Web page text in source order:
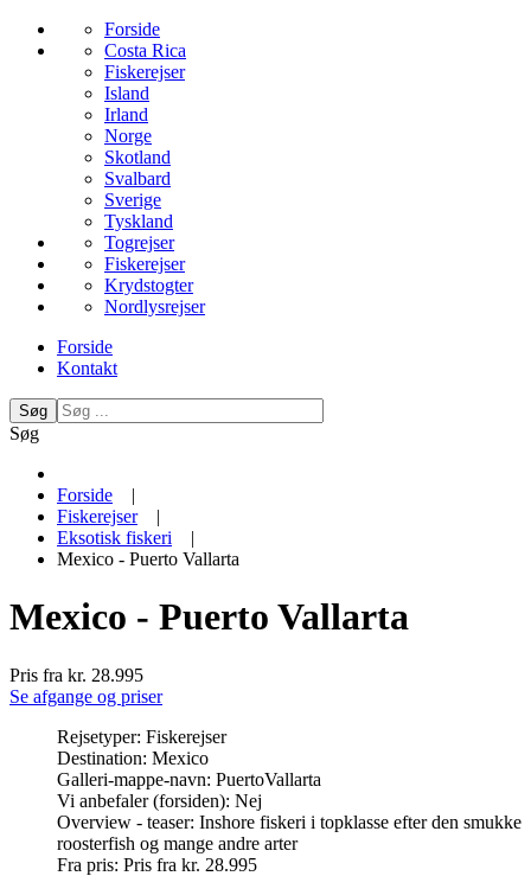
Forside
Costa Rica
Fiskerejser
Island
Irland
Norge
Skotland
Svalbard
Sverige
Tyskland
Togrejser
Fiskerejser
Krydstogter
Nordlysrejser
Forside
Kontakt
Søg
Søg
Forside
|
Fiskerejser
|
Eksotisk fiskeri
|
Mexico - Puerto Vallarta
Mexico - Puerto Vallarta
Pris fra kr. 28.995
Se afgange og priser
Rejsetyper: Fiskerejser
Destination: Mexico
Galleri-mappe-navn: PuertoVallarta
Vi anbefaler (forsiden): Nej
Overview - teaser: Inshore fiskeri i topklasse efter den smukke
roosterfish og mange andre arter
Fra pris: Pris fra kr. 28.995